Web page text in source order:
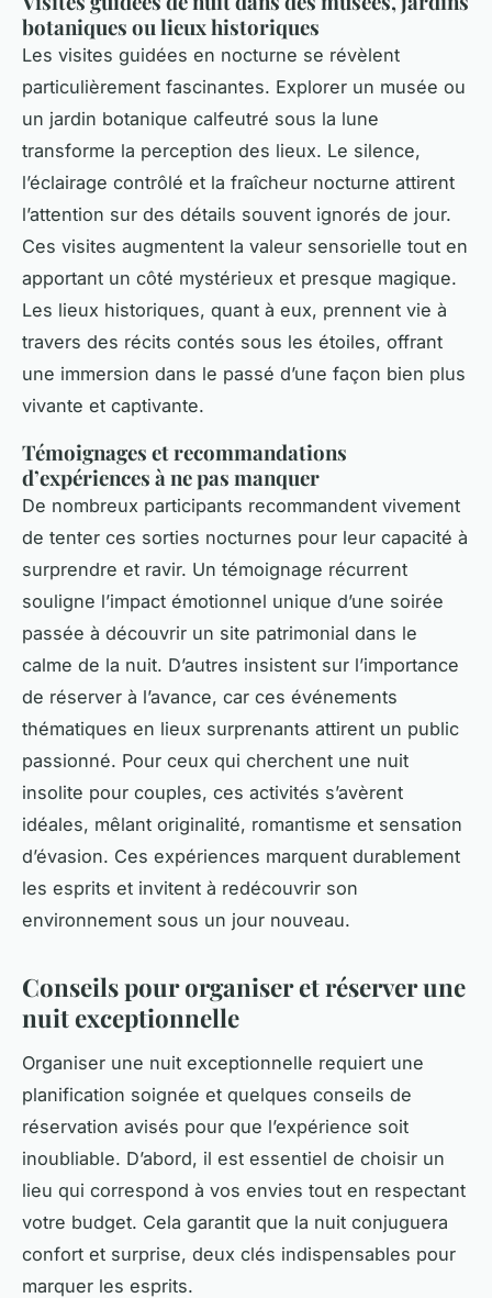
botaniques ou lieux historiques
Les visites guidées en nocturne se révèlent
particulièrement fascinantes. Explorer un musée ou
un jardin botanique calfeutré sous la lune
transforme la perception des lieux. Le silence,
l’éclairage contrôlé et la fraîcheur nocturne attirent
l’attention sur des détails souvent ignorés de jour.
Ces visites augmentent la valeur sensorielle tout en
apportant un côté mystérieux et presque magique.
Les lieux historiques, quant à eux, prennent vie à
travers des récits contés sous les étoiles, offrant
une immersion dans le passé d’une façon bien plus
vivante et captivante.
Témoignages et recommandations
d’expériences à ne pas manquer
De nombreux participants recommandent vivement
de tenter ces sorties nocturnes pour leur capacité à
surprendre et ravir. Un témoignage récurrent
souligne l’impact émotionnel unique d’une soirée
passée à découvrir un site patrimonial dans le
calme de la nuit. D’autres insistent sur l’importance
de réserver à l’avance, car ces événements
thématiques en lieux surprenants attirent un public
passionné. Pour ceux qui cherchent une nuit
insolite pour couples, ces activités s’avèrent
idéales, mêlant originalité, romantisme et sensation
d’évasion. Ces expériences marquent durablement
les esprits et invitent à redécouvrir son
environnement sous un jour nouveau.
Conseils pour organiser et réserver une
nuit exceptionnelle
Organiser une nuit exceptionnelle requiert une
planification soignée et quelques conseils de
réservation avisés pour que l’expérience soit
inoubliable. D’abord, il est essentiel de choisir un
lieu qui correspond à vos envies tout en respectant
votre budget. Cela garantit que la nuit conjuguera
confort et surprise, deux clés indispensables pour
marquer les esprits.